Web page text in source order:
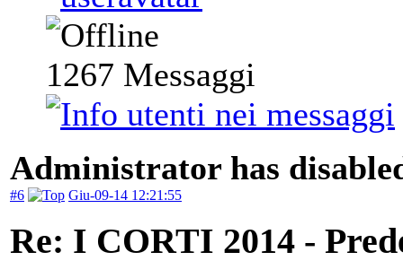
1267 Messaggi
Administrator has
#6 Giu-09-14 12:21:55
Re: I CORTI 2014 -